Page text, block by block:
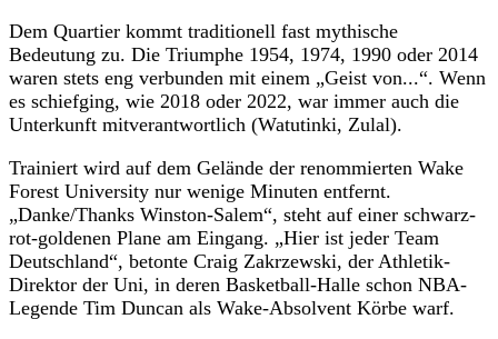
Dem Quartier kommt traditionell fast mythische
Bedeutung zu. Die Triumphe 1954, 1974, 1990 oder 2014
waren stets eng verbunden mit einem „Geist von...“. Wenn
es schiefging, wie 2018 oder 2022, war immer auch die
Unterkunft mitverantwortlich (Watutinki, Zulal).
Trainiert wird auf dem Gelände der renommierten Wake
Forest University nur wenige Minuten entfernt.
„Danke/Thanks Winston-Salem“, steht auf einer schwarz-
rot-goldenen Plane am Eingang. „Hier ist jeder Team
Deutschland“, betonte Craig Zakrzewski, der Athletik-
Direktor der Uni, in deren Basketball-Halle schon NBA-
Legende Tim Duncan als Wake-Absolvent Körbe warf.